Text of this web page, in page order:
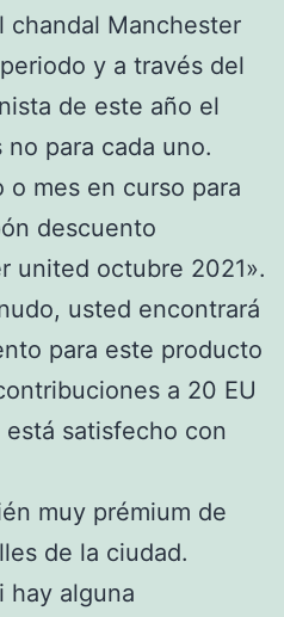
chandal Manchester
y a través del
de este año el
para cada uno.
o mes en curso para
descuento
united octubre 2021».
usted encontrará
para este producto
a 20 EU
satisfecho con
muy prémium de
de la ciudad.
hay alguna